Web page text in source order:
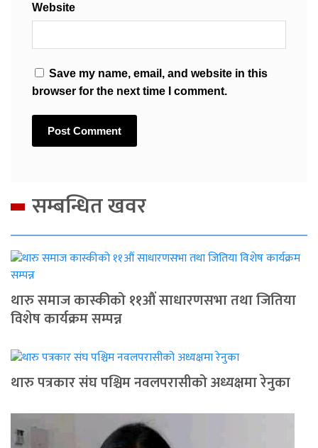
Website
Save my name, email, and website in this
browser for the next time I comment.
सम्बन्धित खवर
थारु समाज कास्कीको ११औं साधारणसभा तथा जितिया
विशेष कार्यक्रम सम्पन्न
थारु पत्रकार संघ पश्चिम नवलपरासीको अध्यक्षमा रेनुका